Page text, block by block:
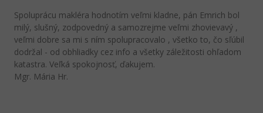
Spoluprácu makléra hodnotím veľmi kladne, pán Emrich bol
milý, slušný, zodpovedný a samozrejme veľmi zhovievavý ,
veľmi dobre sa mi s ním spolupracovalo , všetko to, čo sľúbil
dodržal - od obhliadky cez info a všetky záležitosti ohľadom
katastra. Veľká spokojnosť, ďakujem.
Mgr. Mária Hr.